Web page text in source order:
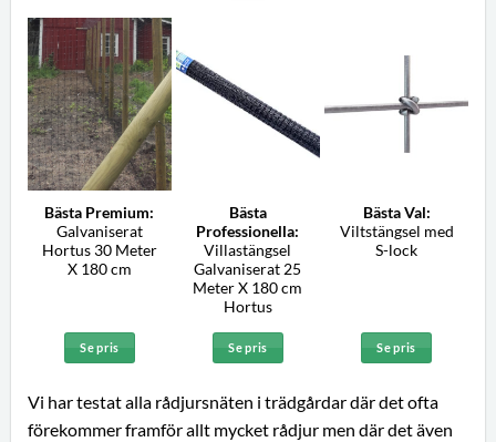
Bästa Premium:
Galvaniserat
Hortus 30 Meter
X 180 cm
Se pris
Bästa
Professionella:
Villastängsel
Galvaniserat 25
Meter X 180 cm
Hortus
Se pris
Bästa Val:
Viltstängsel med
S-lock
Se pris
Vi har testat alla rådjursnäten i trädgårdar där det ofta
förekommer framför allt mycket rådjur men där det även